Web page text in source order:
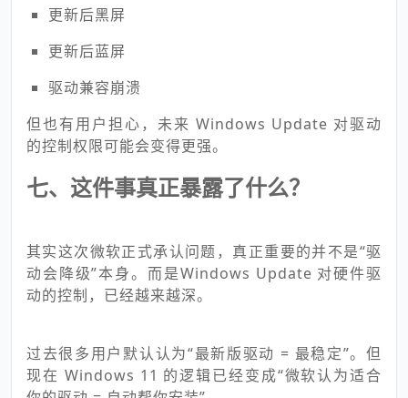
更新后黑屏
更新后蓝屏
驱动兼容崩溃
但也有用户担心，未来 Windows Update 对驱动
的控制权限可能会变得更强。
七、这件事真正暴露了什么？
其实这次微软正式承认问题，真正重要的并不是“驱
动会降级”本身。而是Windows Update 对硬件驱
动的控制，已经越来越深。
过去很多用户默认认为“最新版驱动 = 最稳定”。但
现在 Windows 11 的逻辑已经变成“微软认为适合